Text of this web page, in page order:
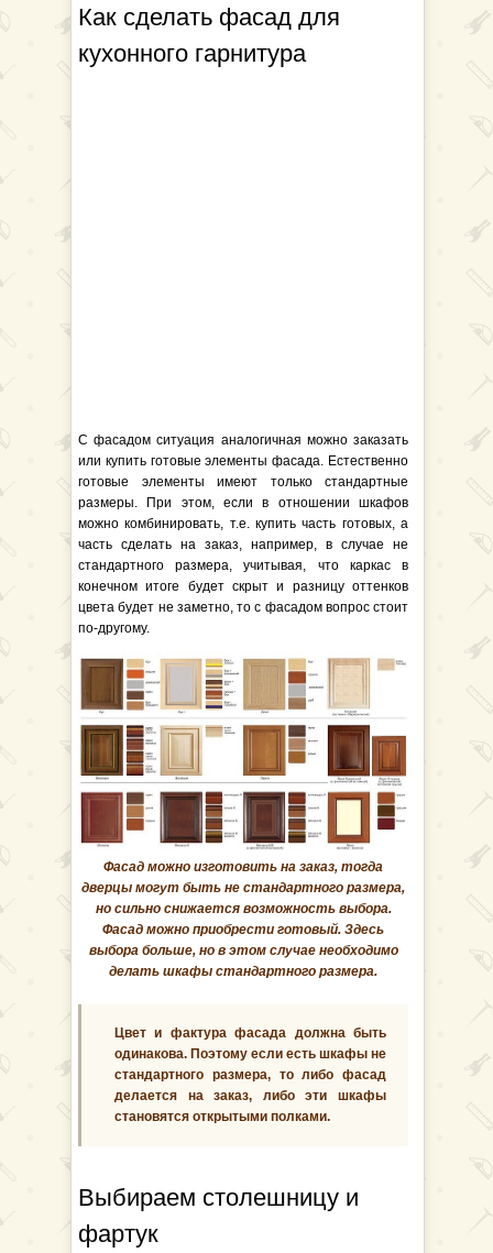
Как сделать фасад для
кухонного гарнитура
С фасадом ситуация аналогичная можно заказать
или купить готовые элементы фасада. Естественно
готовые элементы имеют только стандартные
размеры. При этом, если в отношении шкафов
можно комбинировать, т.е. купить часть готовых, а
часть сделать на заказ, например, в случае не
стандартного размера, учитывая, что каркас в
конечном итоге будет скрыт и разницу оттенков
цвета будет не заметно, то с фасадом вопрос стоит
по-другому.
Фасад можно изготовить на заказ, тогда
дверцы могут быть не стандартного размера,
но сильно снижается возможность выбора.
Фасад можно приобрести готовый. Здесь
выбора больше, но в этом случае необходимо
делать шкафы стандартного размера.
Цвет и фактура фасада должна быть
одинакова. Поэтому если есть шкафы не
стандартного размера, то либо фасад
делается на заказ, либо эти шкафы
становятся открытыми полками.
Выбираем столешницу и
фартук